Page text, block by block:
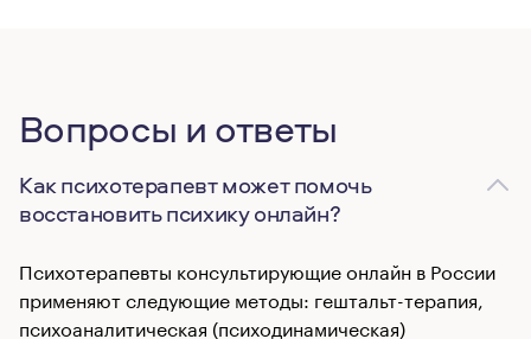
Вопросы и ответы
Как психотерапевт может помочь
восстановить психику онлайн?
Психотерапевты консультирующие онлайн в России
применяют следующие методы: гештальт-терапия,
психоаналитическая (психодинамическая)